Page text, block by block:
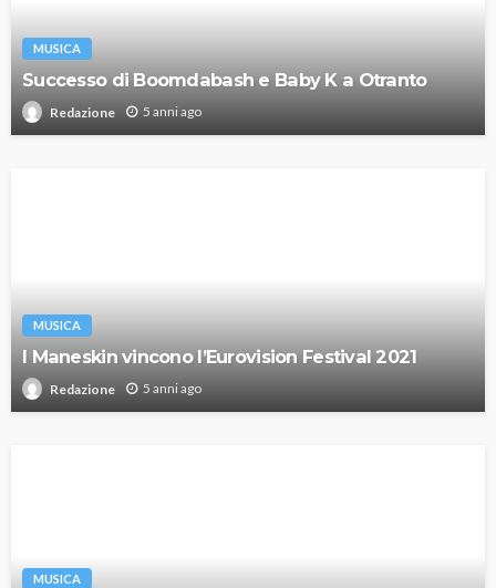
MUSICA
Successo di Boomdabash e Baby K a Otranto
Redazione 5 anni ago
MUSICA
I Maneskin vincono l’Eurovision Festival 2021
Redazione 5 anni ago
MUSICA